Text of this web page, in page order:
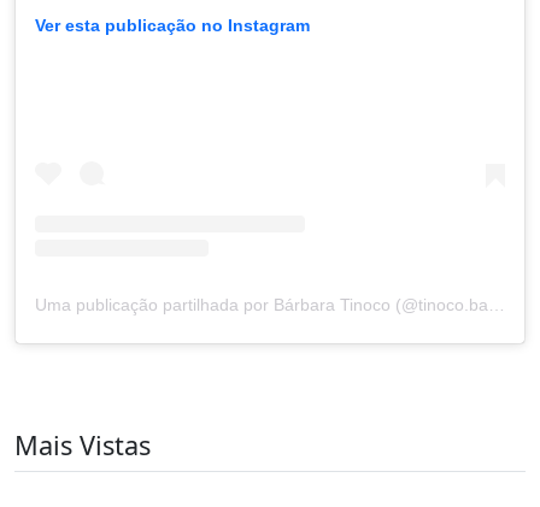
Ver esta publicação no Instagram
Mais Vistas